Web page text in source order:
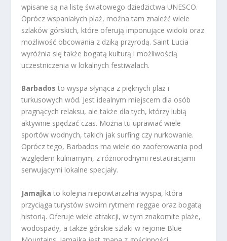
wpisane są na listę światowego dziedzictwa UNESCO.
Oprócz wspaniałych plaż, można tam znaleźć wiele
szlaków górskich, które oferują imponujące widoki oraz
możliwość obcowania z dziką przyrodą. Saint Lucia
wyróżnia się także bogatą kulturą i możliwością
uczestniczenia w lokalnych festiwalach.
Barbados to wyspa słynąca z pięknych plaż i
turkusowych wód. Jest idealnym miejscem dla osób
pragnących relaksu, ale także dla tych, którzy lubią
aktywnie spędzać czas. Można tu uprawiać wiele
sportów wodnych, takich jak surfing czy nurkowanie.
Oprócz tego, Barbados ma wiele do zaoferowania pod
względem kulinarnym, z różnorodnymi restauracjami
serwującymi lokalne specjały.
Jamajka to kolejna niepowtarzalna wyspa, która
przyciąga turystów swoim rytmem reggae oraz bogatą
historią. Oferuje wiele atrakcji, w tym znakomite plaże,
wodospady, a także górskie szlaki w rejonie Blue